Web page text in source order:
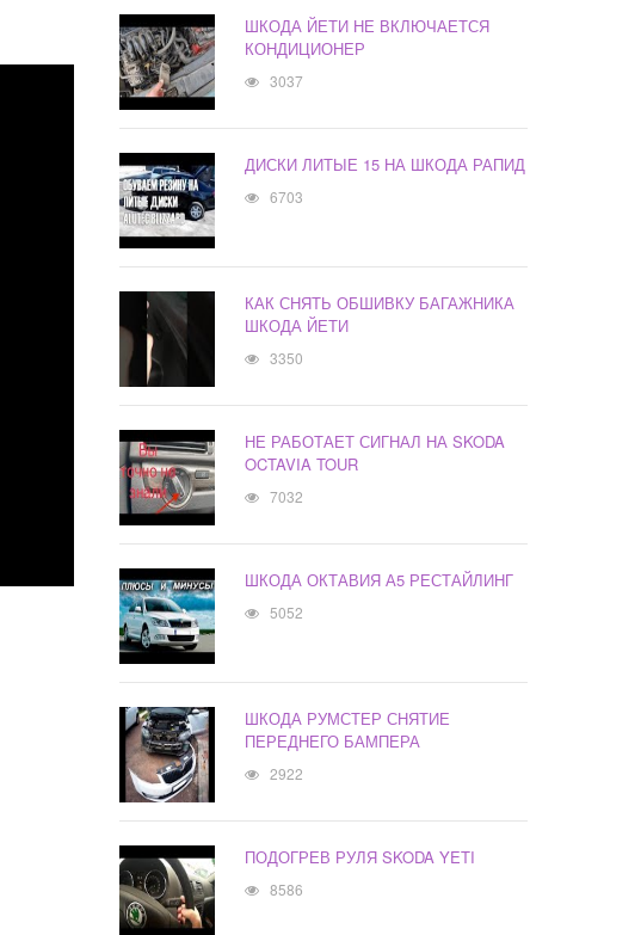
ШКОДА ЙЕТИ НЕ ВКЛЮЧАЕТСЯ
КОНДИЦИОНЕР
3037
ДИСКИ ЛИТЫЕ 15 НА ШКОДА РАПИД
6703
КАК СНЯТЬ ОБШИВКУ БАГАЖНИКА
ШКОДА ЙЕТИ
3350
НЕ РАБОТАЕТ СИГНАЛ НА SKODA
OCTAVIA TOUR
7032
ШКОДА ОКТАВИЯ А5 РЕСТАЙЛИНГ
5052
ШКОДА РУМСТЕР СНЯТИЕ
ПЕРЕДНЕГО БАМПЕРА
2922
ПОДОГРЕВ РУЛЯ SKODA YETI
8586